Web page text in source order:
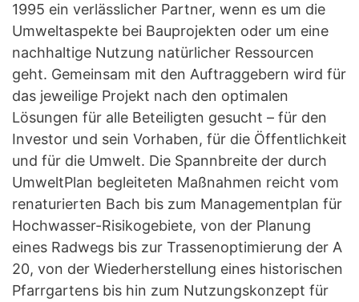
1995 ein verlässlicher Partner, wenn es um die
Umweltaspekte bei Bauprojekten oder um eine
nachhaltige Nutzung natürlicher Ressourcen
geht. Gemeinsam mit den Auftraggebern wird für
das jeweilige Projekt nach den optimalen
Lösungen für alle Beteiligten gesucht – für den
Investor und sein Vorhaben, für die Öffentlichkeit
und für die Umwelt. Die Spannbreite der durch
UmweltPlan begleiteten Maßnahmen reicht vom
renaturierten Bach bis zum Managementplan für
Hochwasser-Risikogebiete, von der Planung
eines Radwegs bis zur Trassenoptimierung der A
20, von der Wiederherstellung eines historischen
Pfarrgartens bis hin zum Nutzungskonzept für